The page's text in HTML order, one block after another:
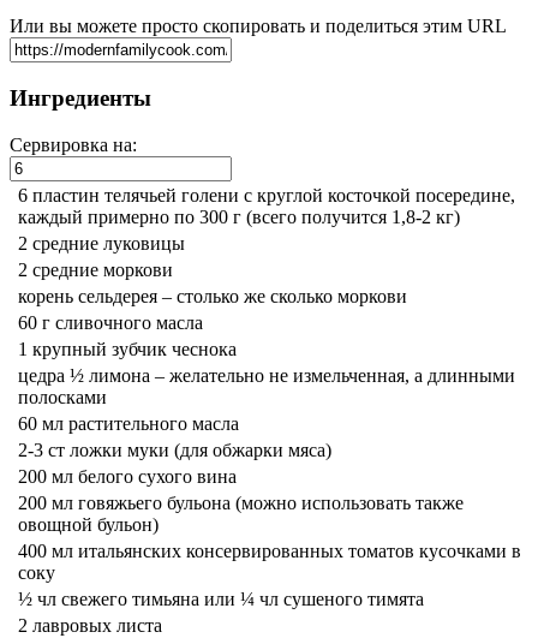
Или вы можете просто скопировать и поделиться этим URL
Ингредиенты
Сервировка на:
6 пластин телячьей голени с круглой косточкой посередине,
каждый примерно по 300 г (всего получится 1,8-2 кг)
2 средние луковицы
2 средние моркови
корень сельдерея – столько же сколько моркови
60 г сливочного масла
1 крупный зубчик чеснока
цедра ½ лимона – желательно не измельченная, а длинными
полосками
60 мл растительного масла
2-3 ст ложки муки (для обжарки мяса)
200 мл белого сухого вина
200 мл говяжьего бульона (можно использовать также
овощной бульон)
400 мл итальянских консервированных томатов кусочками в
соку
½ чл свежего тимьяна или ¼ чл сушеного тимята
2 лавровых листа